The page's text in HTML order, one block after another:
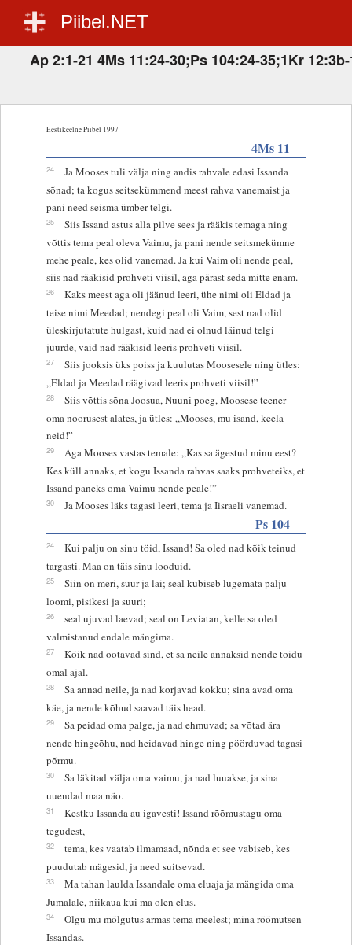
Piibel.NET
Ap 2:1-21 4Ms 11:24-30;Ps 104:24-35;1Kr
Eestikeelne Piibel 1997
4Ms 11
24
Ja Mooses tuli välja ning andis rahvale edasi Issanda
sõnad; ta kogus seitsekümmend meest rahva vanemaist ja
pani need seisma ümber telgi.
25
Siis Issand astus alla pilve sees ja rääkis temaga ning
võttis tema peal oleva Vaimu, ja pani nende seitsmekümne
mehe peale, kes olid vanemad. Ja kui Vaim oli nende peal,
siis nad rääkisid prohveti viisil, aga pärast seda mitte enam.
26
Kaks meest aga oli jäänud leeri, ühe nimi oli Eldad ja
teise nimi Meedad; nendegi peal oli Vaim, sest nad olid
üleskirjutatute hulgast, kuid nad ei olnud läinud telgi
juurde, vaid nad rääkisid leeris prohveti viisil.
27
Siis jooksis üks poiss ja kuulutas Moosesele ning ütles:
„Eldad ja Meedad räägivad leeris prohveti viisil!”
28
Siis võttis sõna Joosua, Nuuni poeg, Moosese teener
oma noorusest alates, ja ütles: „Mooses, mu isand, keela
neid!”
29
Aga Mooses vastas temale: „Kas sa ägestud minu eest?
Kes küll annaks, et kogu Issanda rahvas saaks prohveteiks, et
Issand paneks oma Vaimu nende peale!”
30 Ja Mooses läks tagasi leeri, tema ja Iisraeli vanemad.
Ps 104
24
Kui palju on sinu töid, Issand! Sa oled nad kõik teinud
targasti. Maa on täis sinu looduid.
25
Siin on meri, suur ja lai; seal kubiseb lugemata palju
loomi, pisikesi ja suuri;
26
seal ujuvad laevad; seal on Leviatan, kelle sa oled
valmistanud endale mängima.
27
Kõik nad ootavad sind, et sa neile annaksid nende toidu
omal ajal.
28
Sa annad neile, ja nad korjavad kokku; sina avad oma
käe, ja nende kõhud saavad täis head.
29
Sa peidad oma palge, ja nad ehmuvad; sa võtad ära
nende hingeõhu, nad heidavad hinge ning pöörduvad tagasi
põrmu.
30
Sa läkitad välja oma vaimu, ja nad luuakse, ja sina
uuendad maa näo.
31
Kestku Issanda au igavesti! Issand rõõmustagu oma
tegudest,
32
tema, kes vaatab ilmamaad, nõnda et see vabiseb, kes
puudutab mägesid, ja need suitsevad.
33
Ma tahan laulda Issandale oma eluaja ja mängida oma
Jumalale, niikaua kui ma olen elus.
34
Olgu mu mõlgutus armas tema meelest; mina rõõmutsen
Issandas.